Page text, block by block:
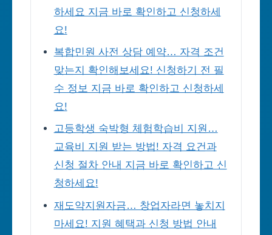
하세요 지금 바로 확인하고 신청하세
요!
복합민원 사전 상담 예약… 자격 조건
맞는지 확인해보세요! 신청하기 전 필
수 정보 지금 바로 확인하고 신청하세
요!
고등학생 숙박형 체험학습비 지원…
교육비 지원 받는 방법! 자격 요건과
신청 절차 안내 지금 바로 확인하고 신
청하세요!
재도약지원자금… 창업자라면 놓치지
마세요! 지원 혜택과 신청 방법 안내